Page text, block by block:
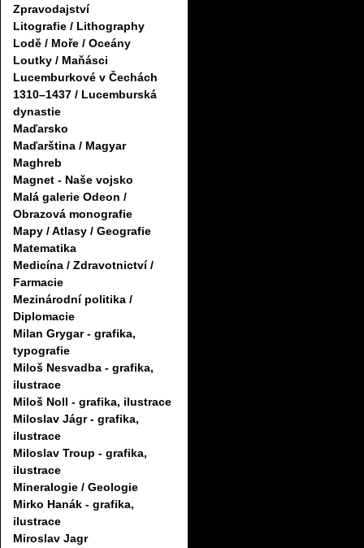
Zpravodajství
Litografie / Lithography
Lodě / Moře / Oceány
Loutky / Maňásci
Lucemburkové v Čechách
1310–1437 / Lucemburská
dynastie
Maďarsko
Maďarština / Magyar
Maghreb
Magnet - Naše vojsko
Malá galerie Odeon /
Obrazová monografie
Mapy / Atlasy / Geografie
Matematika
Medicína / Zdravotnictví /
Farmacie
Mezinárodní politika /
Diplomacie
Milan Grygar - grafika,
typografie
Miloš Nesvadba - grafika,
ilustrace
Miloš Noll - grafika, ilustrace
Miloslav Jágr - grafika,
ilustrace
Miloslav Troup - grafika,
ilustrace
Mineralogie / Geologie
Mirko Hanák - grafika,
ilustrace
Miroslav Jagr